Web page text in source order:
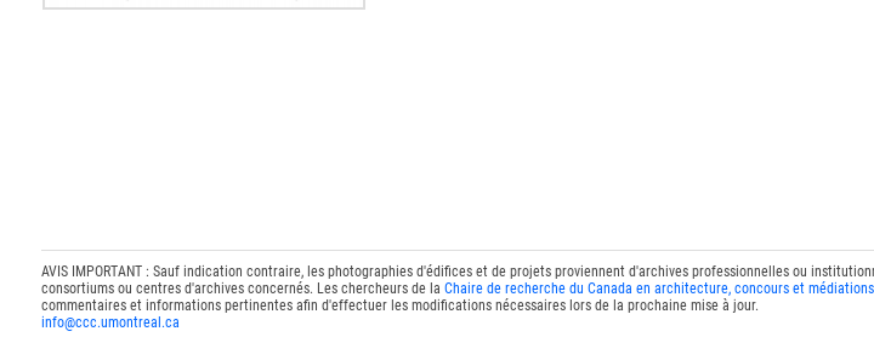
AVIS IMPORTANT : Sauf indication contraire, les photographies d'édifices et de projets proviennent d'archives professionnelles ou
consortiums ou centres d'archives concernés. Les chercheurs de la Chaire de recherche du Canada en architecture, concours et
commentaires et informations pertinentes afin d'effectuer les modifications nécessaires lors de la prochaine mise à jour.
info@ccc.umontreal.ca